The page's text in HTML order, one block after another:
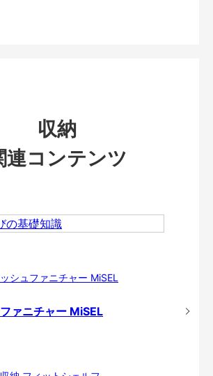
収納
連コンテンツ
ァニチャー MiSEL